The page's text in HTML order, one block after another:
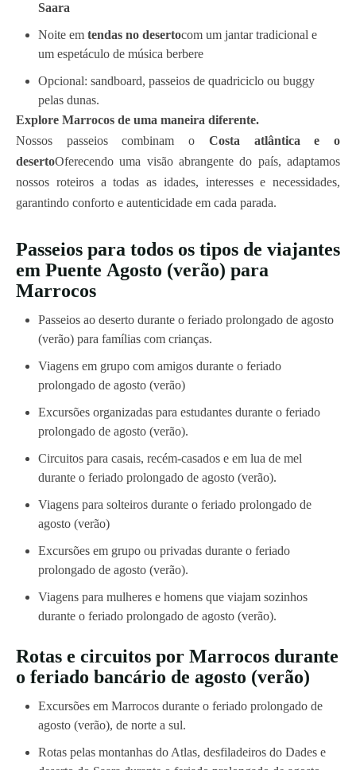
Saara
Noite em tendas no desertocom um jantar tradicional e
um espetáculo de música berbere
Opcional: sandboard, passeios de quadriciclo ou buggy
pelas dunas.
Explore Marrocos de uma maneira diferente.
Nossos passeios combinam o Costa atlântica e o
desertoOferecendo uma visão abrangente do país, adaptamos
nossos roteiros a todas as idades, interesses e necessidades,
garantindo conforto e autenticidade em cada parada.
Passeios para todos os tipos de viajantes
em Puente Agosto (verão) para
Marrocos
Passeios ao deserto durante o feriado prolongado de agosto
(verão) para famílias com crianças.
Viagens em grupo com amigos durante o feriado
prolongado de agosto (verão)
Excursões organizadas para estudantes durante o feriado
prolongado de agosto (verão).
Circuitos para casais, recém-casados ​​e em lua de mel
durante o feriado prolongado de agosto (verão).
Viagens para solteiros durante o feriado prolongado de
agosto (verão)
Excursões em grupo ou privadas durante o feriado
prolongado de agosto (verão).
Viagens para mulheres e homens que viajam sozinhos
durante o feriado prolongado de agosto (verão).
Rotas e circuitos por Marrocos durante
o feriado bancário de agosto (verão)
Excursões em Marrocos durante o feriado prolongado de
agosto (verão), de norte a sul.
Rotas pelas montanhas do Atlas, desfiladeiros do Dades e